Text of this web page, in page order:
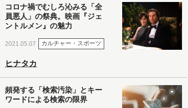
コロナ禍でむしろ沁みる「全
員悪人」の祭典。映画『ジェ
ントルメン』の魅力
2021.05.07 カルチャー・スポーツ
ヒナタカ
頻発する「検索汚染」とキー
ワードによる検索の限界